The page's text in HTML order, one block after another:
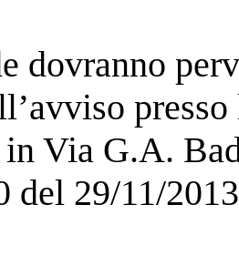
dovranno
Via G.A.
del 29/11/